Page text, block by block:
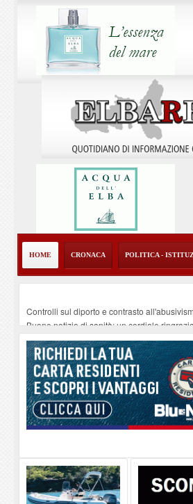
HOME CRONACA POLITICA -
Controlli sul diporto e contrasto
Buone notizie di sanità: un cordiale
Altiero Spinelli e Ursula Hirschmann
Capoliveri, potenziata la pulizia dei bordi
Marina di Campo tra i porti interessati dal